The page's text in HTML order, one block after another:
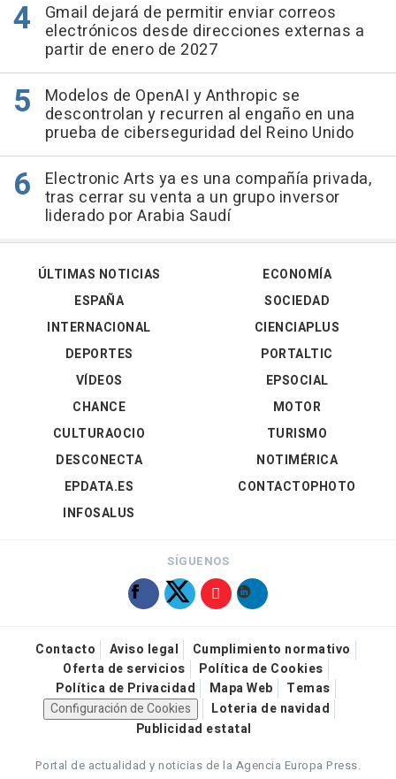
Gmail dejará de permitir enviar correos
electrónicos desde direcciones externas a
partir de enero de 2027
Modelos de OpenAI y Anthropic se
descontrolan y recurren al engaño en una
prueba de ciberseguridad del Reino Unido
Electronic Arts ya es una compañía privada,
tras cerrar su venta a un grupo inversor
liderado por Arabia Saudí
ÚLTIMAS NOTICIAS
ESPAÑA
INTERNACIONAL
DEPORTES
VÍDEOS
ECONOMÍA
SOCIEDAD
CIENCIAPLUS
PORTALTIC
EPSOCIAL
CHANCE
CULTURAOCIO
DESCONECTA
EPDATA.ES
INFOSALUS
MOTOR
TURISMO
NOTIMÉRICA
CONTACTOPHOTO
SÍGUENOS
Contacto Aviso legal
Cumplimiento normativo
Oferta de servicios
Política de Cookies
Política de Privacidad
Mapa Web
Temas
Configuración de Cookies
Loteria de navidad
Publicidad estatal
Portal de actualidad y noticias de la Agencia Europa Press.